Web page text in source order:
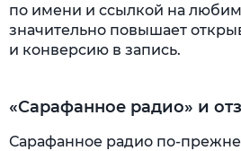
по имени и ссылкой на
значительно повышает
и конверсию в запись.
«Сарафанное радио» и
Сарафанное радио по-